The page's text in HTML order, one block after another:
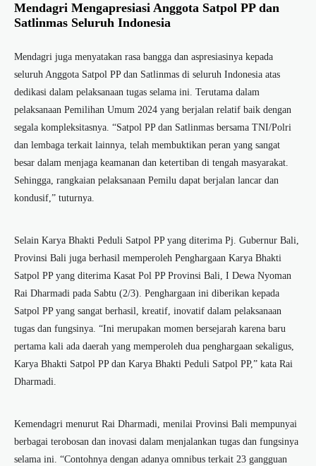
Mendagri Mengapresiasi Anggota Satpol PP dan
Satlinmas Seluruh Indonesia
Mendagri juga menyatakan rasa bangga dan aspresiasinya kepada
seluruh Anggota Satpol PP dan Satlinmas di seluruh Indonesia atas
dedikasi dalam pelaksanaan tugas selama ini. Terutama dalam
pelaksanaan Pemilihan Umum 2024 yang berjalan relatif baik dengan
segala kompleksitasnya. “Satpol PP dan Satlinmas bersama TNI/Polri
dan lembaga terkait lainnya, telah membuktikan peran yang sangat
besar dalam menjaga keamanan dan ketertiban di tengah masyarakat.
Sehingga, rangkaian pelaksanaan Pemilu dapat berjalan lancar dan
kondusif,” tuturnya.
Selain Karya Bhakti Peduli Satpol PP yang diterima Pj. Gubernur Bali,
Provinsi Bali juga berhasil memperoleh Penghargaan Karya Bhakti
Satpol PP yang diterima Kasat Pol PP Provinsi Bali, I Dewa Nyoman
Rai Dharmadi pada Sabtu (2/3). Penghargaan ini diberikan kepada
Satpol PP yang sangat berhasil, kreatif, inovatif dalam pelaksanaan
tugas dan fungsinya. “Ini merupakan momen bersejarah karena baru
pertama kali ada daerah yang memperoleh dua penghargaan sekaligus,
Karya Bhakti Satpol PP dan Karya Bhakti Peduli Satpol PP,” kata Rai
Dharmadi.
Kemendagri menurut Rai Dharmadi, menilai Provinsi Bali mempunyai
berbagai terobosan dan inovasi dalam menjalankan tugas dan fungsinya
selama ini. “Contohnya dengan adanya omnibus terkait 23 gangguan